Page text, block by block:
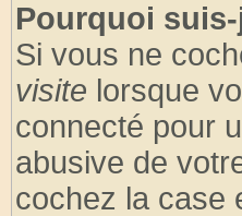
Pourquoi
Si vous ne
visite lorsque
connecté pour
abusive de
cochez la case